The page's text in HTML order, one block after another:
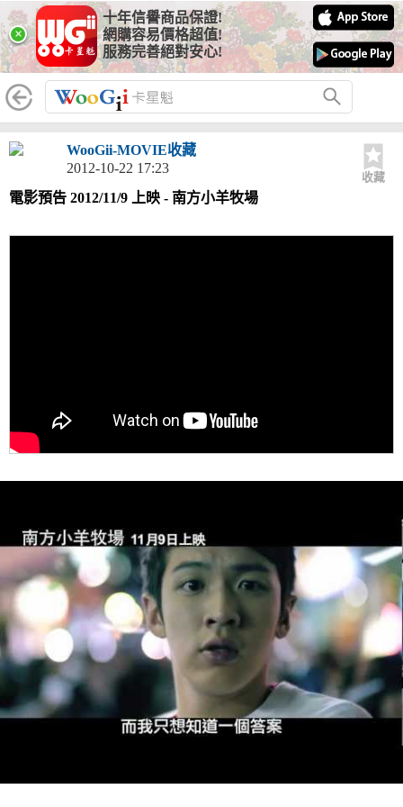
×
十年信譽商品保證!
網購容易價格超值!
服務完善絕對安心!
WooGii-MOVIE收藏
2012-10-22 17:23
收藏
電影預告 2012/11/9 上映 - 南方小羊牧場